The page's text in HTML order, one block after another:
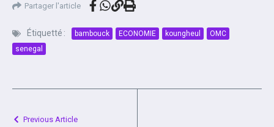
Partager l'article
Étiquetté : bambouck ECONOMIE koungheul
OMC
senegal
Previous Article